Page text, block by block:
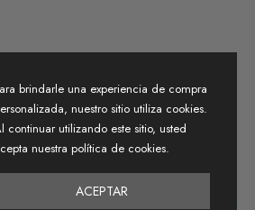
brindarle una experiencia de compra
nuestro sitio utiliza cookies.
continuar utilizando este sitio, usted
nuestra política de cookies.
ACEPTAR